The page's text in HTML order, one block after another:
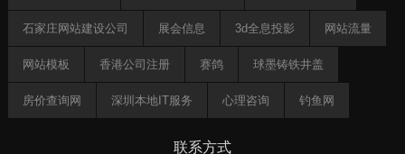
石家庄网站建设公司 展会信息 3d全息投影 网站流量
网站模板 香港公司注册 赛鸽 球墨铸铁井盖
房价查询网 深圳本地IT服务 心理咨询 钓鱼网
天征靓号网
联系方式